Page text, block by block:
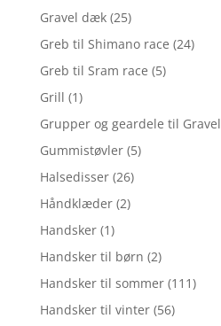
Gravel dæk (25)
Greb til Shimano race (24)
Greb til Sram race (5)
Grill (1)
Grupper og geardele til Gravel
Gummistøvler (5)
Halsedisser (26)
Håndklæder (2)
Handsker (1)
Handsker til børn (2)
Handsker til sommer (111)
Handsker til vinter (56)